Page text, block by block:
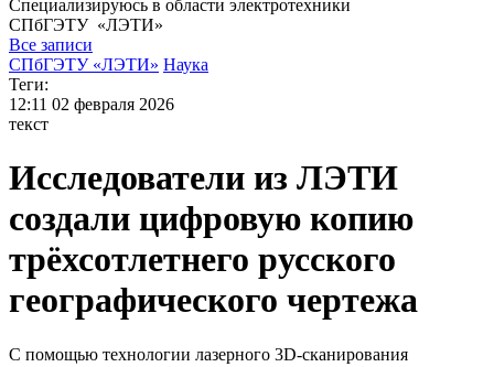
Специализируюсь в области электротехники
СПбГЭТУ «ЛЭТИ»
Все записи
СПбГЭТУ «ЛЭТИ» Наука
Теги:
12:11 02 февраля 2026
текст
Исследователи из ЛЭТИ
создали цифровую копию
трёхсотлетнего русского
географического чертежа
С помощью технологии лазерного 3D-сканирования